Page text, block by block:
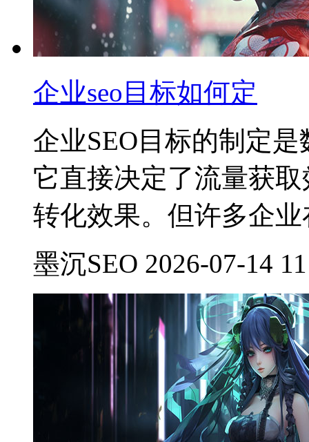
企业seo目标如何定
企业SEO目标的制定
它直接决定了流量获
转化效果。但许多企
墨沉SEO 2026-07-14